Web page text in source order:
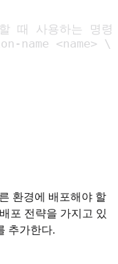
때 사용하는 명령
name <name> \
환경에 배포해야 할
포 전략을 가지고 있
추가한다.